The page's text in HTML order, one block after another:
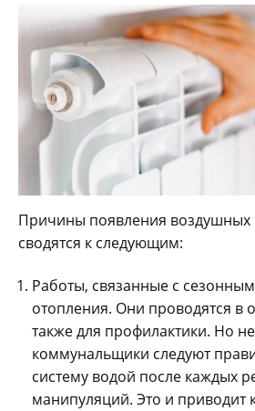
Причины появления воздушных
сводятся к следующим:
Работы, связанные с
отопления. Они проводятся в
также для профилактики. Но не
коммунальщики следуют
систему водой после каждых
манипуляций. Это и приводит